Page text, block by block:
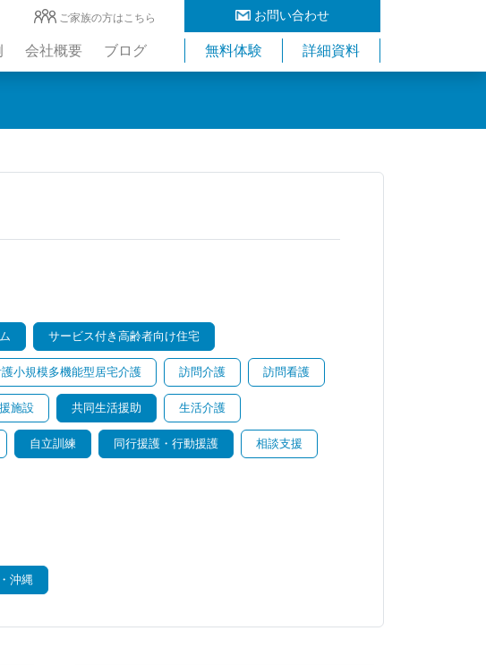
お問い合わせ
ご家族の方はこちら
会社概要 ブログ 無料体験 詳細資料
サービス付き高齢者向け住宅
小規模多機能型居宅介護 訪問介護 訪問看護
施設 共同生活援助 生活介護
自立訓練 同行援護・行動援護 相談支援
沖縄